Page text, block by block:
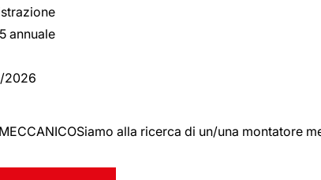
annuale
2026
MECCANICOSiamo alla ricerca di un/una